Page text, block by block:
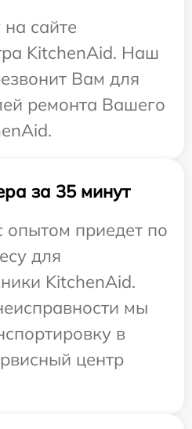
на сайте
KitchenAid. Наш
Вам для
ремонта Вашего
за 35 минут
приедет по
для
KitchenAid.
мы
в
центр